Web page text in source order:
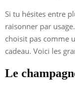
Si tu hésites entre
raisonner par
choisit pas comme
cadeau. Voici les
Le